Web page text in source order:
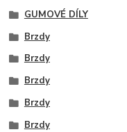
GUMOVÉ DÍLY
Brzdy
Brzdy
Brzdy
Brzdy
Brzdy